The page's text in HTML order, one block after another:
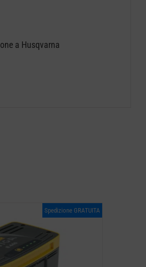
a Husqvarna
Spedizione GRATUITA